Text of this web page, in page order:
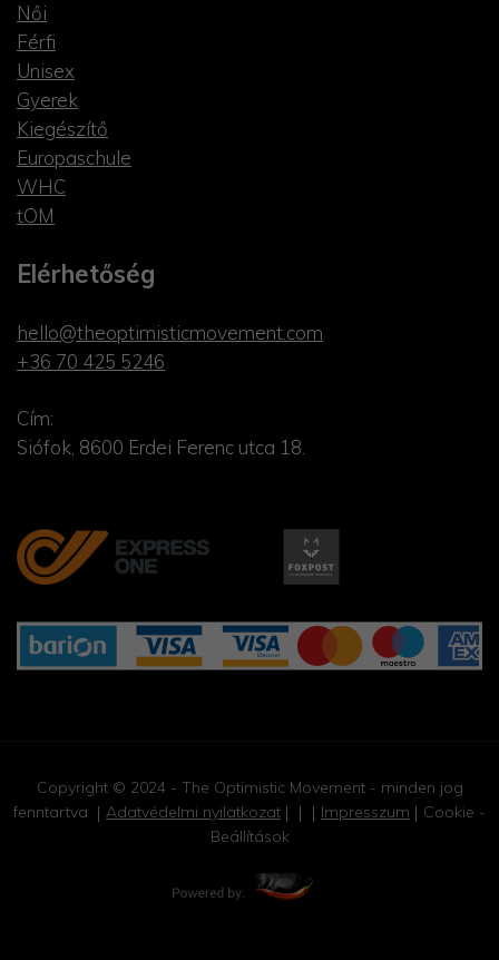
Női
Férfi
Unisex
Gyerek
Kiegészítő
Europaschule
WHC
tOM
Elérhetőség
hello@theoptimisticmovement.com
+36 70 425 5246
Cím:
Siófok, 8600 Erdei Ferenc utca 18.
Copyright © 2024 - The Optimistic Movement - minden jog
fenntartva
Adatvédelmi nyilatkozat Impresszum
Cookie -
Beállítások